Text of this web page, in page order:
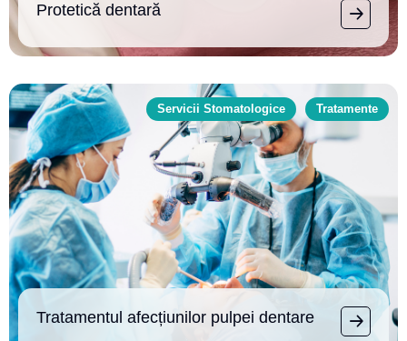
Protetică dentară
Servicii Stomatologice Tratamente
Tratamentul afecțiunilor pulpei dentare